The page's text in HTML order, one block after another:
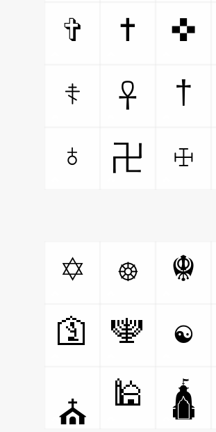
✜
✝
✞
†
☥
☦
☩
卍
♁
☬
☸
✡
☯
🕎
🛐
🛕
🕌
⛪